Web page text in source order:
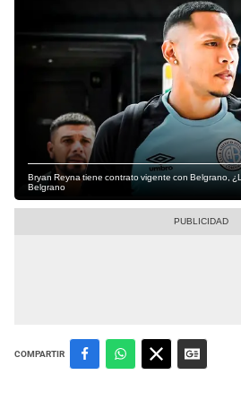
Bryan Reyna tiene contrato vigente con Belgrano,
Belgrano
COMPARTIR